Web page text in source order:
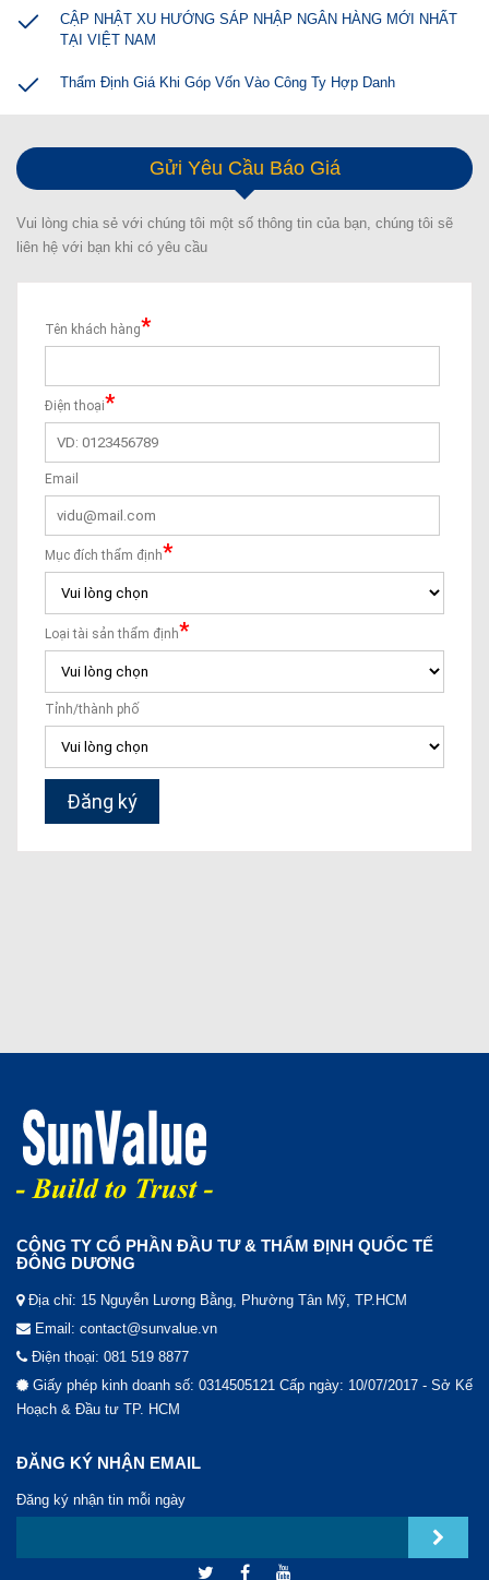
CẬP NHẬT XU HƯỚNG SÁP NHẬP NGÂN HÀNG MỚI NHẤT
TẠI VIỆT NAM
Thẩm Định Giá Khi Góp Vốn Vào Công Ty Hợp Danh
Gửi Yêu Cầu Báo Giá
Vui lòng chia sẻ với chúng tôi một số thông tin của bạn, chúng tôi sẽ
liên hệ với bạn khi có yêu cầu
CÔNG TY CỔ PHẦN ĐẦU TƯ & THẨM ĐỊNH QUỐC TẾ
ĐÔNG DƯƠNG
Địa chỉ: 15 Nguyễn Lương Bằng, Phường Tân Mỹ, TP.HCM
Email: contact@sunvalue.vn
Điện thoại: 081 519 8877
Giấy phép kinh doanh số: 0314505121 Cấp ngày: 10/07/2017 - Sở Kế
Hoạch & Đầu tư TP. HCM
ĐĂNG KÝ NHẬN EMAIL
Đăng ký nhận tin mỗi ngày